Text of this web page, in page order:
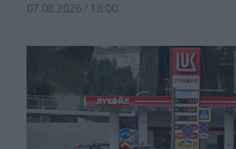
07.08.2026 / 18:00